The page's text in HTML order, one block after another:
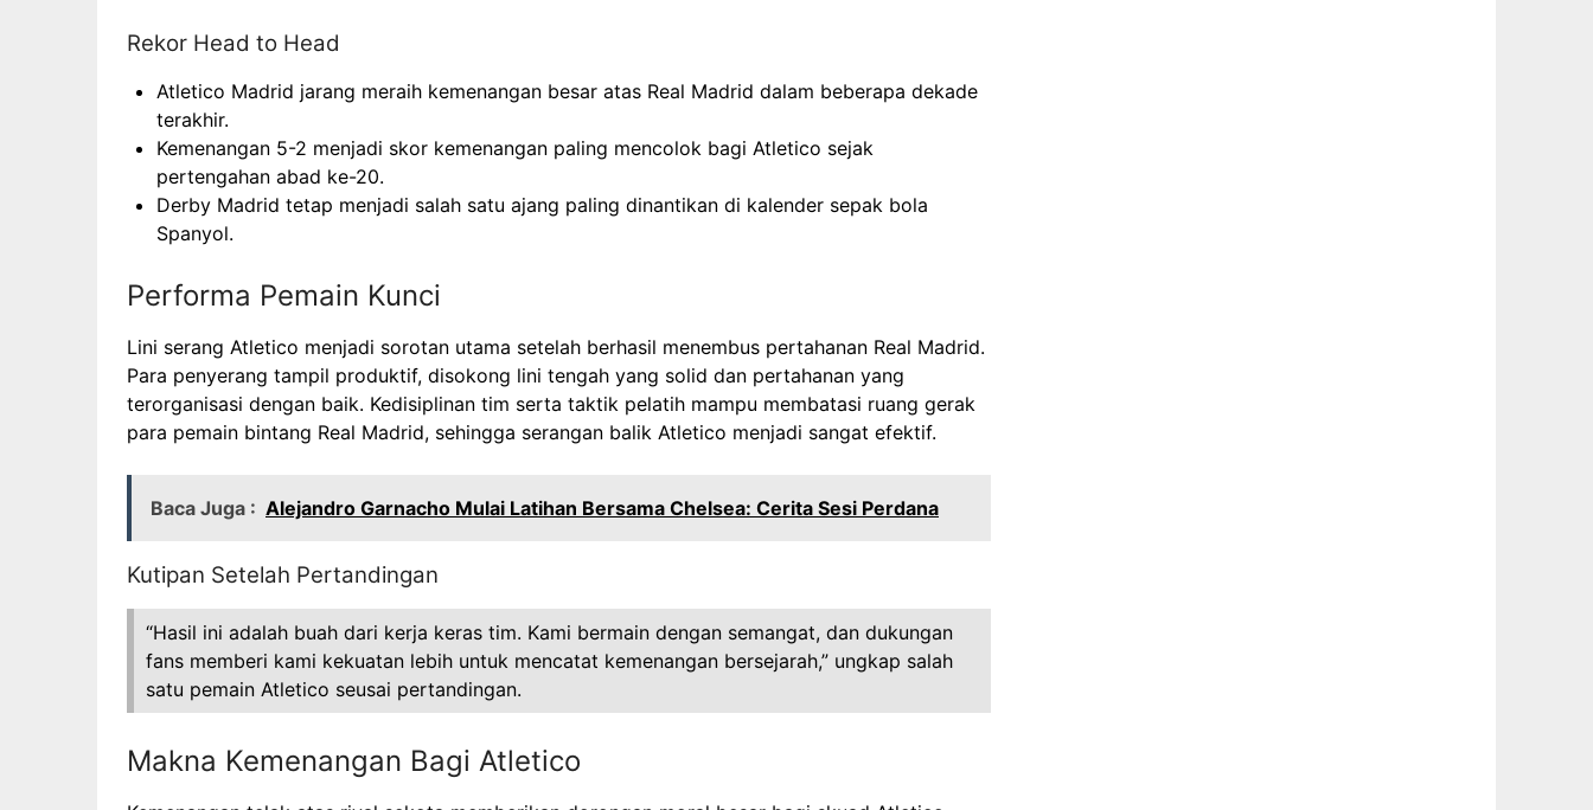
Rekor Head to Head
Atletico Madrid jarang meraih kemenangan besar atas Real Madrid dalam beberapa dekade
terakhir.
Kemenangan 5-2 menjadi skor kemenangan paling mencolok bagi Atletico sejak
pertengahan abad ke-20.
Derby Madrid tetap menjadi salah satu ajang paling dinantikan di kalender sepak bola
Spanyol.
Performa Pemain Kunci
Lini serang Atletico menjadi sorotan utama setelah berhasil menembus pertahanan Real Madrid.
Para penyerang tampil produktif, disokong lini tengah yang solid dan pertahanan yang
terorganisasi dengan baik. Kedisiplinan tim serta taktik pelatih mampu membatasi ruang gerak
para pemain bintang Real Madrid, sehingga serangan balik Atletico menjadi sangat efektif.
Baca Juga : Alejandro Garnacho Mulai Latihan Bersama Chelsea: Cerita Sesi Perdana
Kutipan Setelah Pertandingan
“Hasil ini adalah buah dari kerja keras tim. Kami bermain dengan semangat, dan dukungan
fans memberi kami kekuatan lebih untuk mencatat kemenangan bersejarah,” ungkap salah
satu pemain Atletico seusai pertandingan.
Makna Kemenangan Bagi Atletico